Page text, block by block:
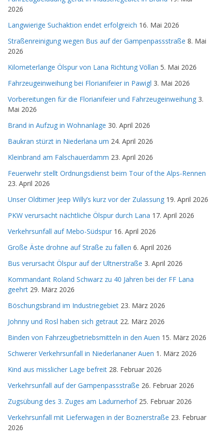
2026
Langwierige Suchaktion endet erfolgreich 16. Mai 2026
Straßenreinigung wegen Bus auf der Gampenpassstraße 8. Mai
2026
Kilometerlange Ölspur von Lana Richtung Völlan 5. Mai 2026
Fahrzeugeinweihung bei Florianifeier in Pawigl 3. Mai 2026
Vorbereitungen für die Florianifeier und Fahrzeugeinweihung 3.
Mai 2026
Brand in Aufzug in Wohnanlage 30. April 2026
Baukran stürzt in Niederlana um 24. April 2026
Kleinbrand am Falschauerdamm 23. April 2026
Feuerwehr stellt Ordnungsdienst beim Tour of the Alps-Rennen
23. April 2026
Unser Oldtimer Jeep Willy’s kurz vor der Zulassung 19. April 2026
PKW verursacht nächtliche Ölspur durch Lana 17. April 2026
Verkehrsunfall auf Mebo-Südspur 16. April 2026
Große Äste drohne auf Straße zu fallen 6. April 2026
Bus verursacht Ölspur auf der Ultnerstraße 3. April 2026
Kommandant Roland Schwarz zu 40 Jahren bei der FF Lana
geehrt 29. März 2026
Böschungsbrand im Industriegebiet 23. März 2026
Johnny und Rosl haben sich getraut 22. März 2026
Binden von Fahrzeugbetriebsmitteln in den Auen 15. März 2026
Schwerer Verkehrsunfall in Niederlananer Auen 1. März 2026
Kind aus misslicher Lage befreit 28. Februar 2026
Verkehrsunfall auf der Gampenpassstraße 26. Februar 2026
Zugsübung des 3. Zuges am Ladurnerhof 25. Februar 2026
Verkehrsunfall mit Lieferwagen in der Boznerstraße 23. Februar
2026